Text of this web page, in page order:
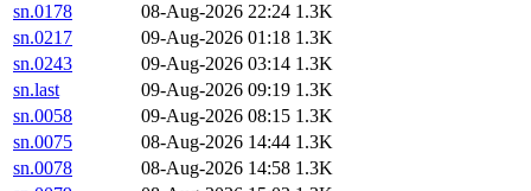
sn.0178
08-Aug-2026 22:24 1.3K
sn.0217
09-Aug-2026 01:18 1.3K
sn.0243
09-Aug-2026 03:14 1.3K
sn.last
09-Aug-2026 09:19 1.3K
sn.0058
09-Aug-2026 08:15 1.3K
sn.0075
08-Aug-2026 14:44 1.3K
sn.0078
08-Aug-2026 14:58 1.3K